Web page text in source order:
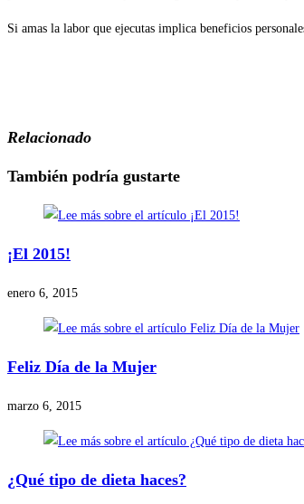
Si amas la labor que ejecutas implica beneficios
Relacionado
También podría gustarte
¡El 2015!
enero 6, 2015
Feliz Día de la Mujer
marzo 6, 2015
¿Qué tipo de dieta haces?